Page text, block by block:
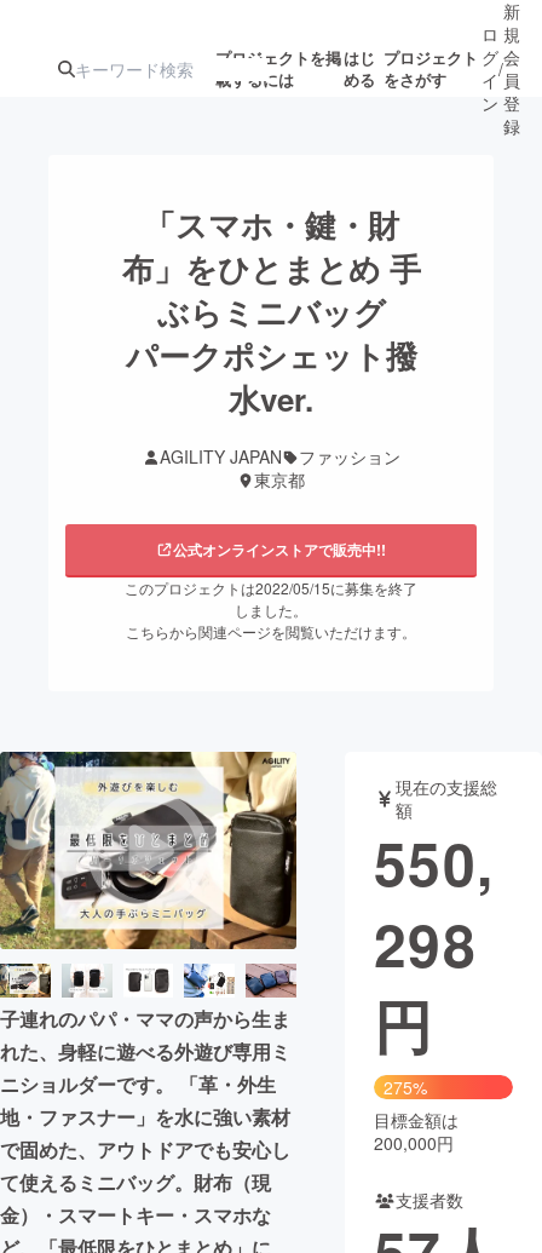
プロジェクトを掲
載するには
はじ
める
プロジェクト
をさがす
注目のリ 注目の新着プロ
ジェクト
募集終了が近いプ
ロジェクト
アート・写真
テクノロジー・ガジェット
映像・映画
ビジネス・起業 チャレンジ
まちづくり・地域活性化
ロ
グ
イ
ン
/
新
規
会
員
登
録
「スマホ・鍵・財
布」をひとまとめ 手
ぶらミニバッグ
パークポシェット撥
水ver.
AGILITY JAPAN
ファッション
東京都
公式オンラインストアで販売中!!
このプロジェクトは2022/05/15に募集を終了
しました。
こちらから関連ページを閲覧いただけます。
子連れのパパ・ママの声から生ま
れた、身軽に遊べる外遊び専用ミ
ニショルダーです。 「革・外生
地・ファスナー」を水に強い素材
で固めた、アウトドアでも安心し
て使えるミニバッグ。財布（現
金）・スマートキー・スマホな
現在の支援総
額
550,
298
円
275%
目標金額は
200,000円
支援者数